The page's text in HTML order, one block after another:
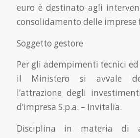
euro è destinato agli
consolidamento delle
Soggetto gestore
Per gli adempimenti tecnici
il Ministero si avvale
l’attrazione degli
d’impresa S.p.a. – Invitalia.
Disciplina in materia di